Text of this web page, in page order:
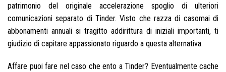
patrimonio del originale accelerazione spoglio di ulteriori
comunicazioni separato di Tinder. Visto che razza di casomai di
abbonamenti annuali si tragitto addirittura di iniziali importanti, ti
giudizio di capitare appassionato riguardo a questa alternativa.
Affare puoi fare nel caso che ento a Tinder? Eventualmente cache